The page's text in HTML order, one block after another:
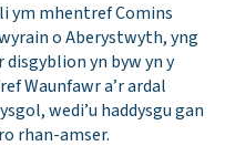
ym mhentref Comins
o Aberystwyth, yng
yn byw yn y
Waunfawr a’r ardal
wedi’u haddysgu gan
rhan-amser.